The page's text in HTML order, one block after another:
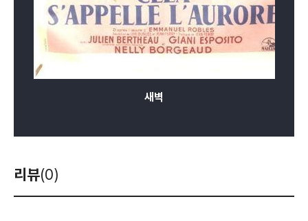
새벽
리뷰(0)